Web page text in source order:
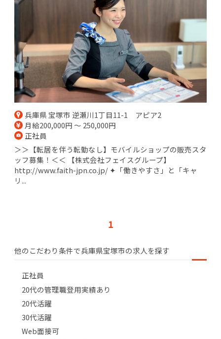
兵庫県 宝塚市 逆瀬川1丁目11-1 アピア2
月給200,000円 ～ 250,000円
正社員
＞＞【転居を伴う転勤なし】モバイルショップの販売スタ
ッフ募集！＜＜ 【株式会社フェイスグループ】
http://www.faith-jpn.co.jp/ ✦「働きやすさ」と「キャ
リ...
1
他のこだわり条件で兵庫県宝塚市の求人を探す
正社員
20代の管理職登用実績あり
20代活躍
30代活躍
Web面接可